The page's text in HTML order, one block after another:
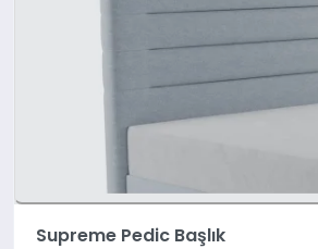
Supreme Pedic Başlık